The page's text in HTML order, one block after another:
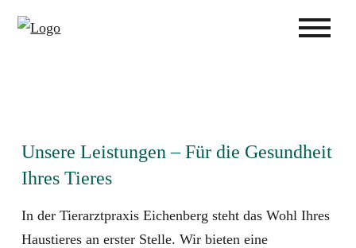
Unsere Leistungen – Für die Gesundheit
Ihres Tieres
In der Tierarztpraxis Eichenberg steht das Wohl Ihres
Haustieres an erster Stelle. Wir bieten eine